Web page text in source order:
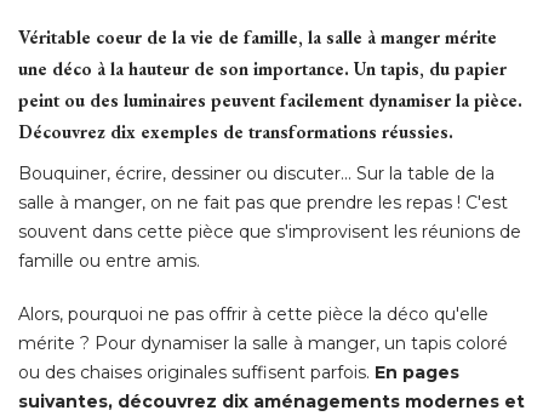
Véritable coeur de la vie de famille, la salle à manger mérite
une déco à la hauteur de son importance. Un tapis, du papier
peint ou des luminaires peuvent facilement dynamiser la pièce.
Découvrez dix exemples de transformations réussies.
Bouquiner, écrire, dessiner ou discuter... Sur la table de la
salle à manger, on ne fait pas que prendre les repas ! C'est
souvent dans cette pièce que s'improvisent les réunions de
famille ou entre amis.
Alors, pourquoi ne pas offrir à cette pièce la déco qu'elle
mérite ? Pour dynamiser la salle à manger, un tapis coloré
ou des chaises originales suffisent parfois. En pages
suivantes, découvrez dix aménagements modernes et